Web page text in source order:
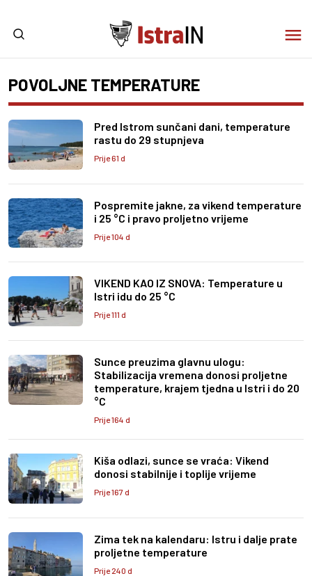
POVOLJNE TEMPERATURE
Pred Istrom sunčani dani, temperature
rastu do 29 stupnjeva
Prije 61 d
Pospremite jakne, za vikend temperature
i 25 °C i pravo proljetno vrijeme
Prije 104 d
VIKEND KAO IZ SNOVA: Temperature u
Istri idu do 25 °C
Prije 111 d
Sunce preuzima glavnu ulogu:
Stabilizacija vremena donosi proljetne
temperature, krajem tjedna u Istri i do 20
°C
Prije 164 d
Kiša odlazi, sunce se vraća: Vikend
donosi stabilnije i toplije vrijeme
Prije 167 d
Zima tek na kalendaru: Istru i dalje prate
proljetne temperature
Prije 240 d